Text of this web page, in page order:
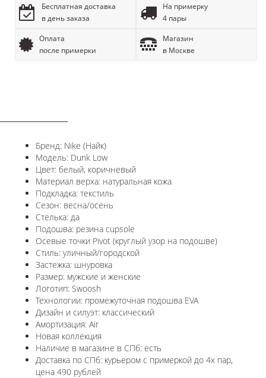
Бесплатная доставка
в день заказа
На примерку
4 пары
Оплата
после примерки
Магазин
в Москве
Бренд: Nike (Найк)
Модель: Dunk Low
Цвет: белый, коричневый
Материал верха: натуральная кожа
Подкладка: текстиль
Сезон: весна/осень
Стелька: да
Подошва: резина cupsole
Осевые точки Pivot (круглый узор на подошве)
Стиль: уличный/городской
Застежка: шнуровка
Размер: мужские и женские
Логотип: Swoosh
Технологии: промежуточная подошва EVA
Дизайн и силуэт: классический
Амортизация: Air
Новая коллекция
Наличие в магазине в СПб: есть
Доставка по СПб: курьером с примеркой до 4х пар,
цена 490 рублей